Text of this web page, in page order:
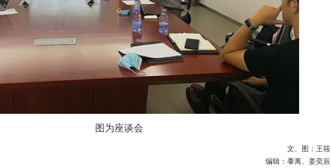
图为座谈会
文、图：王筱
编辑：黍离、姜奕辰